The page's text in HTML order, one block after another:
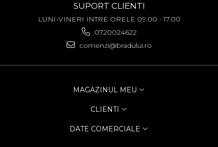
SUPORT CLIENTI
LUNI-VINERI INTRE ORELE 09.00 - 17.00
0720024622
comenzi@bradului.ro
MAGAZINUL MEU
CLIENTI
DATE COMERCIALE